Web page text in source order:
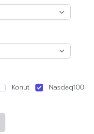
Konut Nasdaq100